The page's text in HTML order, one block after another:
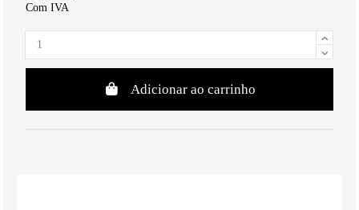
Com IVA
Adicionar ao carrinho